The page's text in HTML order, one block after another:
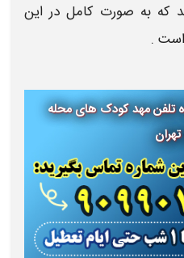
به صورت کامل در این
.
مهد کودک های محله